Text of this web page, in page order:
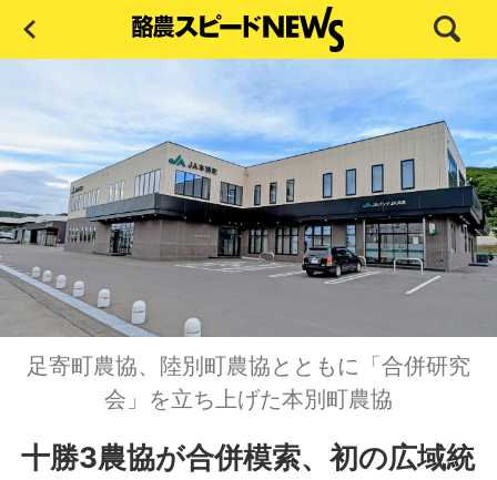
足寄町農協、陸別町農協とともに「合併研究
会」を立ち上げた本別町農協
十勝3農協が合併模索、初の広域統